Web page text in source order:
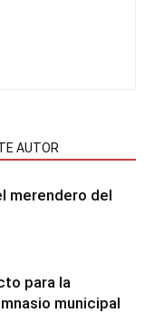
AUTOR
merendero del
para la
municipal